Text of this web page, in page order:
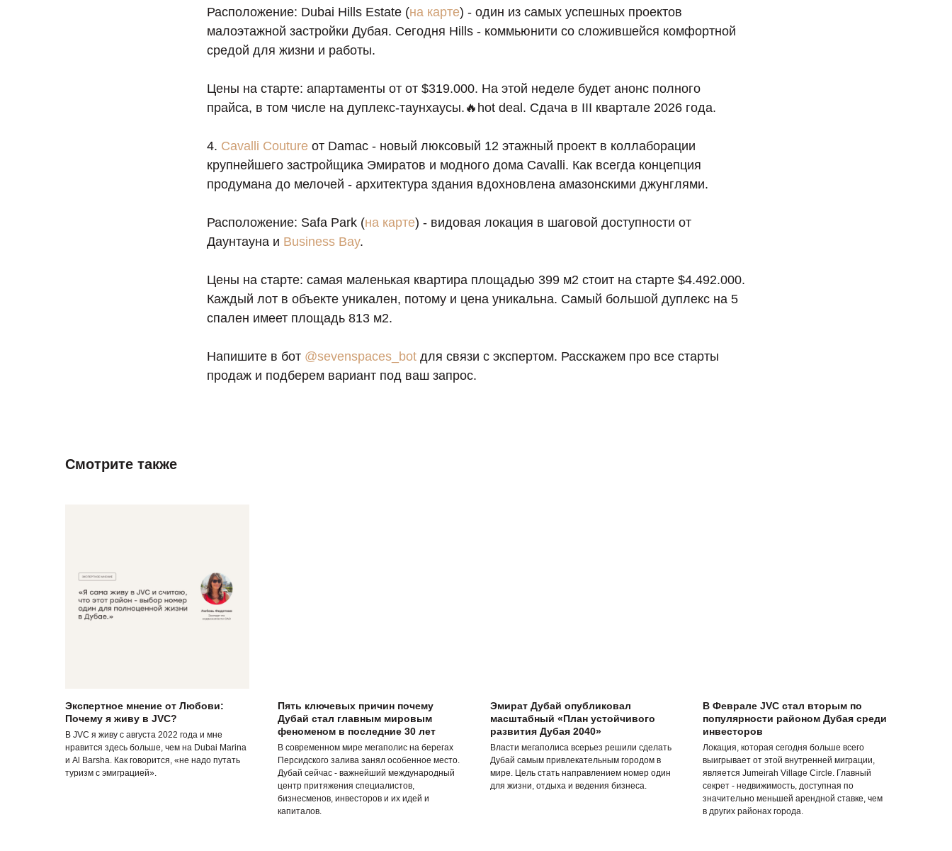
Расположение: Dubai Hills Estate (на карте) - один из самых успешных проектов
малоэтажной застройки Дубая. Сегодня Hills - коммьюнити со сложившейся комфортной
средой для жизни и работы.
Цены на старте: апартаменты от от $319.000. На этой неделе будет анонс полного
прайса, в том числе на дуплекс-таунхаусы.🔥hot deal. Сдача в III квартале 2026 года.
4. Cavalli Couture от Damac - новый люксовый 12 этажный проект в коллаборации
крупнейшего застройщика Эмиратов и модного дома Cavalli. Как всегда концепция
продумана до мелочей - архитектура здания вдохновлена амазонскими джунглями.
Расположение: Safa Park (на карте) - видовая локация в шаговой доступности от
Даунтауна и Business Bay.
Цены на старте: самая маленькая квартира площадью 399 м2 стоит на старте $4.492.000.
Каждый лот в объекте уникален, потому и цена уникальна. Самый большой дуплекс на 5
спален имеет площадь 813 м2.
Напишите в бот @sevenspaces_bot для связи с экспертом. Расскажем про все старты
продаж и подберем вариант под ваш запрос.
Смотрите также
Экспертное мнение от Любови:
Почему я живу в JVC?
В JVC я живу с августа 2022 года и мне
нравится здесь больше, чем на Dubai Marina
и Al Barsha. Как говорится, «не надо путать
туризм с эмиграцией».
Пять ключевых причин почему
Дубай стал главным мировым
феноменом в последние 30 лет
В современном мире мегаполис на берегах
Персидского залива занял особенное место.
Дубай сейчас - важнейший международный
центр притяжения специалистов,
бизнесменов, инвесторов и их идей и
капиталов.
Эмират Дубай опубликовал
масштабный «План устойчивого
развития Дубая 2040»
Власти мегаполиса всерьез решили сделать
Дубай самым привлекательным городом в
мире. Цель стать направлением номер один
для жизни, отдыха и ведения бизнеса.
В Феврале JVC стал вторым по
популярности районом Дубая среди
инвесторов
Локация, которая сегодня больше всего
выигрывает от этой внутренней миграции,
является Jumeirah Village Circle. Главный
секрет - недвижимость, доступная по
значительно меньшей арендной ставке, чем
в других районах города.